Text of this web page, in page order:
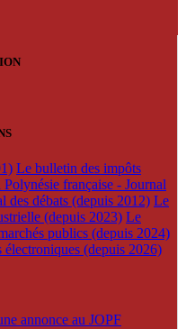
Le bulletin des impôts
Polynésie française - Journal
des débats (depuis 2012) Le
(depuis 2023) Le
publics (depuis 2024)
(depuis 2026)
annonce au JOPF